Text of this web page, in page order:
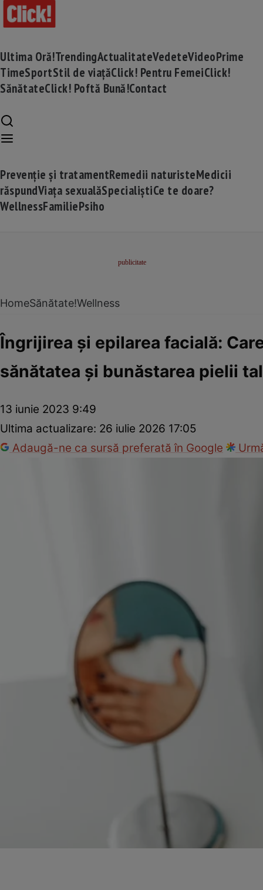
Ultima Oră!TrendingActualitateVedeteVideoPrime
TimeSportStil de viațăClick! Pentru FemeiClick!
SănătateClick! Poftă Bună!Contact
Prevenție și tratamentRemedii naturisteMedicii
răspundViața sexualăSpecialiștiCe te doare?
WellnessFamiliePsiho
HomeSănătate!Wellness
Îngrijirea și epilarea facială:
sănătatea și bunăstarea pielii
13 iunie 2023 9:49
Ultima actualizare: 26 iulie 2026 17:05
Adaugă-ne ca sursă preferată în Google